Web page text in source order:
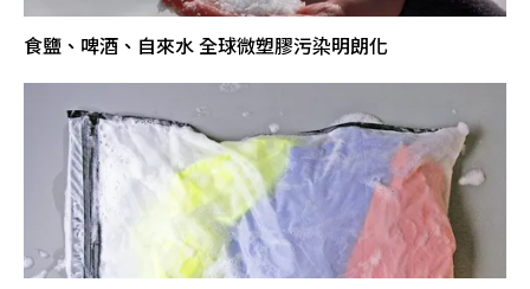
食鹽、啤酒、自來水 全球微塑膠污染明朗化